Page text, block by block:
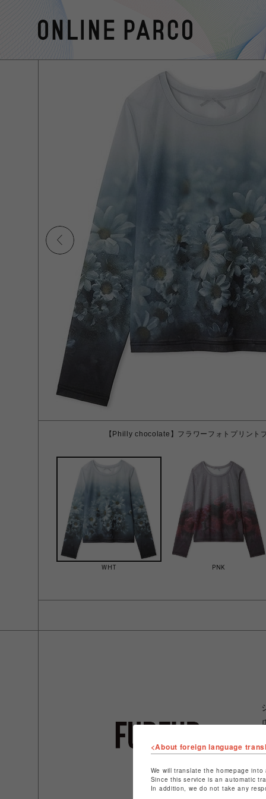
【Philly chocolate】フラワーフォトプリント
WHT PNK
<About foreign language
We will translate the homepage
Since this service is an automatic
In addition, we do not take any